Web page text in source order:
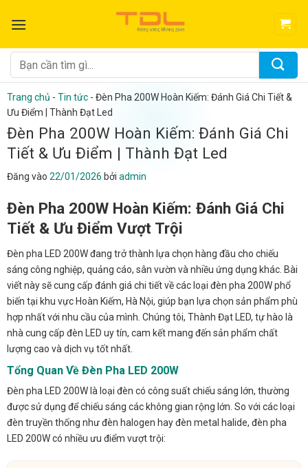
qua
dung
Tìm
kiếm:
Trang chủ - Tin tức - Đèn Pha 200W Hoàn Kiếm: Đánh Giá Chi Tiết &
Ưu Điểm | Thành Đạt Led
Đèn Pha 200W Hoàn Kiếm: Đánh Giá Chi
Tiết & Ưu Điểm | Thành Đạt Led
Đăng vào 22/01/2026 bởi admin
Đèn Pha 200W Hoàn Kiếm: Đánh Giá Chi
Tiết & Ưu Điểm Vượt Trội
Đèn pha LED 200W đang trở thành lựa chọn hàng đầu cho chiếu
sáng công nghiệp, quảng cáo, sân vườn và nhiều ứng dụng khác. Bài
viết này sẽ cung cấp đánh giá chi tiết về các loại đèn pha 200W phổ
biến tại khu vực Hoàn Kiếm, Hà Nội, giúp bạn lựa chọn sản phẩm phù
hợp nhất với nhu cầu của mình. Chúng tôi, Thành Đạt LED, tự hào là
nhà cung cấp đèn LED uy tín, cam kết mang đến sản phẩm chất
lượng cao và dịch vụ tốt nhất.
Tổng Quan Về Đèn Pha LED 200W
Đèn pha LED 200W là loại đèn có công suất chiếu sáng lớn, thường
được sử dụng để chiếu sáng các không gian rộng lớn. So với các loại
đèn truyền thống như đèn halogen hay đèn metal halide, đèn pha
LED 200W có nhiều ưu điểm vượt trội: